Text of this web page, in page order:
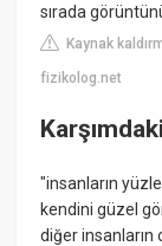
sırada
Kaynak
fizikolog.net
"insanların
kendini güzel
diğer insanların